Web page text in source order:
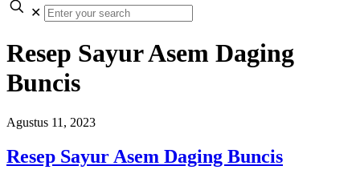
✕
Resep Sayur Asem Daging
Buncis
Agustus 11, 2023
Resep Sayur Asem Daging Buncis